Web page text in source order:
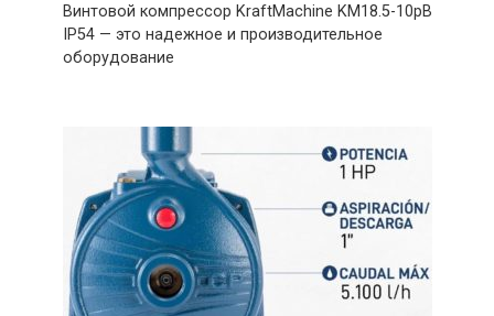
Винтовой компрессор KraftMachine KM18.5-10рВ
IP54 — это надежное и производительное
оборудование